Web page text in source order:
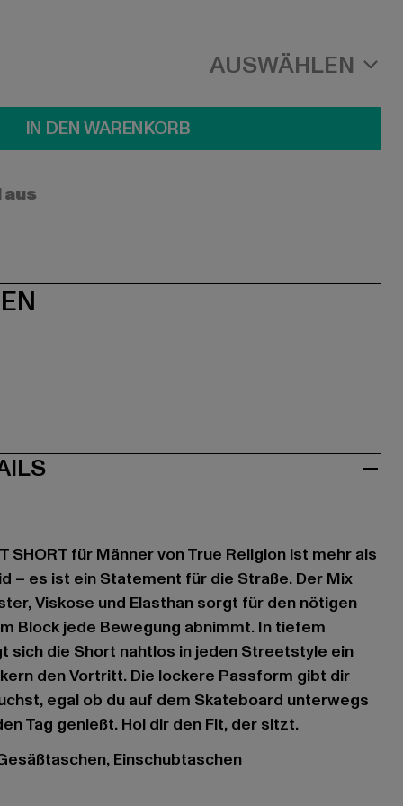
AUSWÄHLEN
IN DEN WARENKORB
SHORT für Männer von True Religion ist mehr als
– es ist ein Statement für die Straße. Der Mix
Viskose und Elasthan sorgt für den nötigen
Block jede Bewegung abnimmt. In tiefem
sich die Short nahtlos in jeden Streetstyle ein
den Vortritt. Die lockere Passform gibt dir
egal ob du auf dem Skateboard unterwegs
Tag genießt. Hol dir den Fit, der sitzt.
Einschubtaschen